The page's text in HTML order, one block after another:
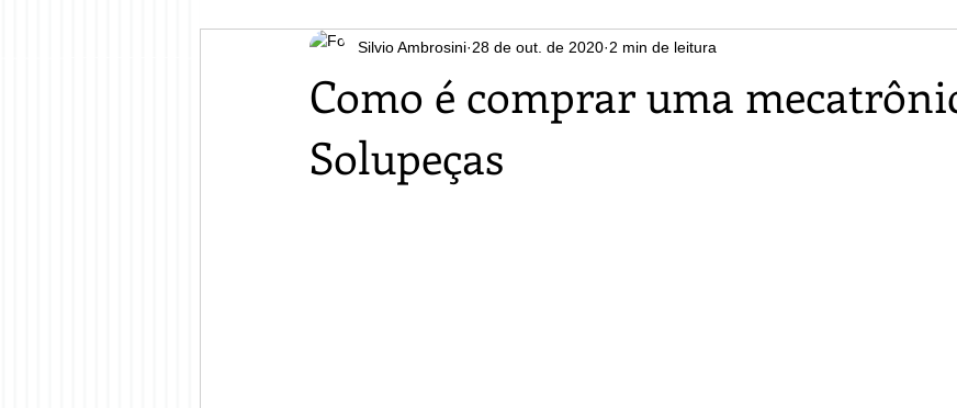
Como é comprar uma
Solupeças
Silvio Ambrosini 28 de out. de 2020 2 min de leitura